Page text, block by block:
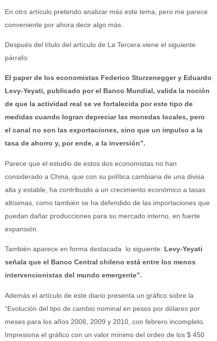
En otro artículo pretendo analizar más este tema, pero me parece
conveniente por ahora decir algo más.
Después del título del artículo de La Tercera viene el siguiente
párrafo:
El paper de los economistas Federico Sturzenegger y Eduardo
Levy-Yeyati, publicado por el Banco Mundial, valida la noción
de que la actividad real se ve fortalecida por este tipo de
medidas cuando logran depreciar las monedas locales, pero
el canal no son las exportaciones, sino que un impulso a la
tasa de ahorro y, por ende, a la inversión”.
Parece que el estudio de estos dos economistas no han
considerado a China, que con su política cambiaria de una divisa
alta y estable, ha contribuido a un crecimiento económico a tasas
altísimas, como también se ha defendido de las importaciones que
puedan dañar producciones para su mercado interno, en fuerte
expansión.
También aparece en forma destacada lo siguiente: Levy-Yeyati
señala que el Banco Central chileno está entre los menos
intervencionistas del mundo emergente”.
Además el artículo de este diario presenta un gráfico sobre la
“Evolución del tipo de cambio nominal en pesos por dólares por
meses para los años 2008, 2009 y 2010, con febrero incompleto.
Impresiona el gráfico con un valor mínimo del orden de los $ 450